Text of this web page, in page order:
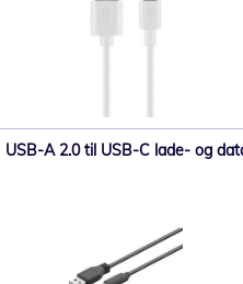
USB-A 2.0 til USB-C lade- og